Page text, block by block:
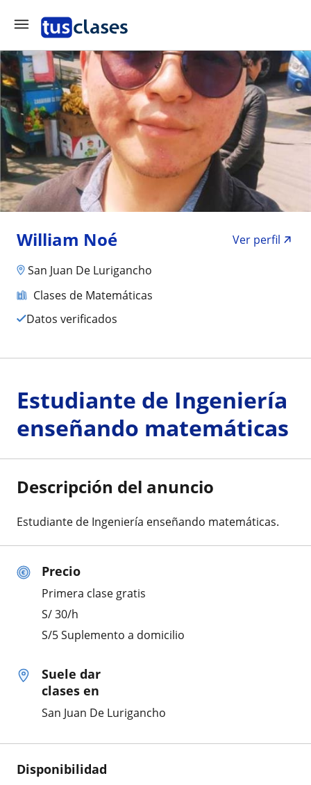
William Noé
Ver perfil
San Juan De Lurigancho
Clases de Matemáticas
Datos verificados
Precio
Primera clase gratis
S/30/h
S/5 Suplemento a domicilio
Suele dar
clases en
San Juan De Lurigancho
Disponibilidad
Estudiante de Ingeniería
enseñando matemáticas
Descripción del anuncio
Estudiante de Ingeniería enseñando matemáticas.